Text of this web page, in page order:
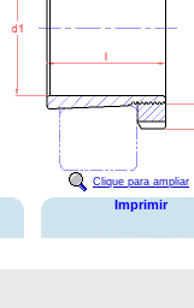
Clique para ampliar
Imprimir